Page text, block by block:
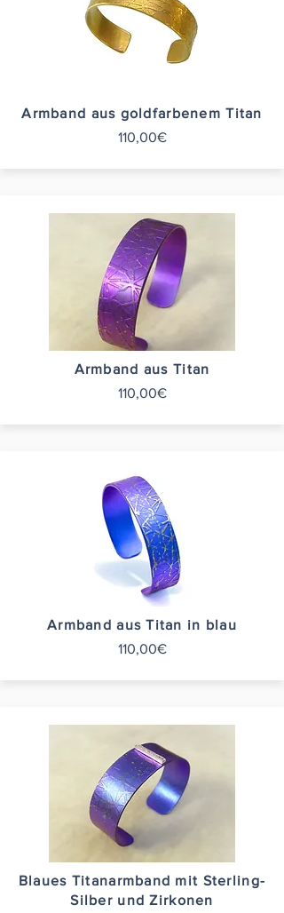
Armband aus goldfarbenem Titan
110,00€
Armband aus Titan
110,00€
Armband aus Titan in blau
110,00€
Blaues Titanarmband mit Sterling-
Silber und Zirkonen